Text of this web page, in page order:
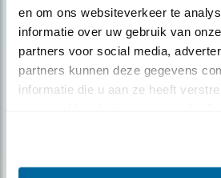
en om ons websiteverkeer te
informatie over uw gebruik van
partners voor social media,
partners kunnen deze gegevens
informatie die u aan ze heeft